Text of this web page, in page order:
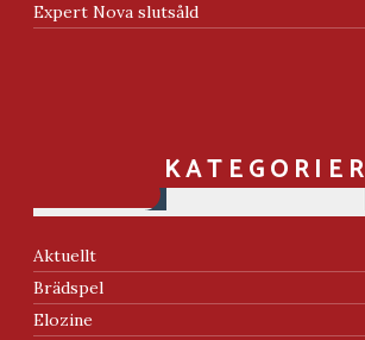
Expert Nova slutsåld
KATEGORIER
Aktuellt
Brädspel
Elozine